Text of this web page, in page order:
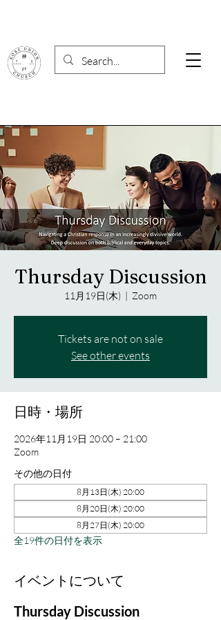
Thursday Discussion
11月19日(木)
  |
Zoom
Tickets are not on sale
See other events
日時・場所
2026年11月19日 20:00 – 21:00
Zoom
その他の日付
8月13日(木) 20:00
8月20日(木) 20:00
8月27日(木) 20:00
全19件の日付を表示
イベントについて
Thursday Discussion